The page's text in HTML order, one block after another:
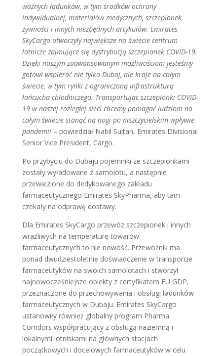
ważnych ładunków, w tym środków ochrony
indywidualnej, materiałów medycznych, szczepionek,
żywności i innych niezbędnych artykułów. Emirates
SkyCargo utworzyły największe na świecie centrum
lotnicze zajmujące się dystrybucją szczepionek COVID-19.
Dzięki naszym zaawansowanym możliwościom jesteśmy
gotowi wspierać nie tylko Dubaj, ale kraje na całym
świecie, w tym rynki z ograniczoną infrastrukturą
łańcucha chłodniczego. Transportując szczepionki COVID-
19 w naszej rozległej sieci chcemy pomagać ludziom na
całym świecie stanąć na nogi po niszczycielskim wpływie
pandemii– powiedział Nabil Sultan, Emirates Divisional
Senior Vice President, Cargo.
Po przybyciu do Dubaju pojemniki ze szczepionkami
zostały wyładowane z samolotu, a następnie
przewiezione do dedykowanego zakładu
farmaceutycznego Emirates SkyPharma, aby tam
czekały na odprawę dostawy.
Dla Emirates SkyCargo przewóz szczepionek i innych
wrażliwych na temperaturę towarów
farmaceutycznych to nie nowość. Przewoźnik ma
ponad dwudziestoletnie doświadczenie w transporcie
farmaceutyków na swoich samolotach i stworzył
najnowocześniejsze obiekty z certyfikatem EU GDP,
przeznaczone do przechowywania i obsługi ładunków
farmaceutycznych w Dubaju. Emirates SkyCargo
ustanowiły również globalny program Pharma
Corridors współpracujący z obsługą naziemną i
lokalnymi lotniskami na głównych stacjach
początkowych i docelowych farmaceutyków w celu